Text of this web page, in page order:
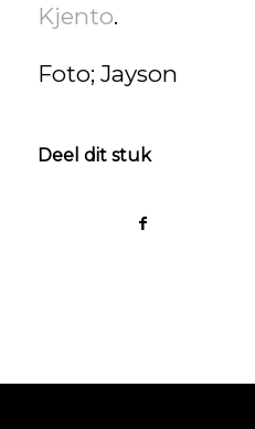
Kjento.
Foto; Jayson
Deel dit stuk